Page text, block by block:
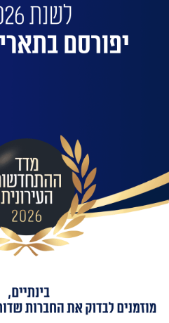
שלח
מאשר/ת קבלת מידע ועדכונים